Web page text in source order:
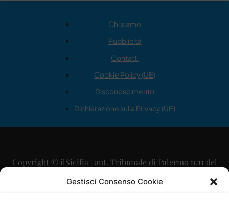
Gestisci Consenso Cookie
Chi siamo
Pubblicità
Contatti
Cookie Policy (UE)
Disconoscimento
Dichiarazione sulla Privacy (UE)
Copyright © ilSicilia | aut. Tribunale di Palermo n.11 del
29/09/2015